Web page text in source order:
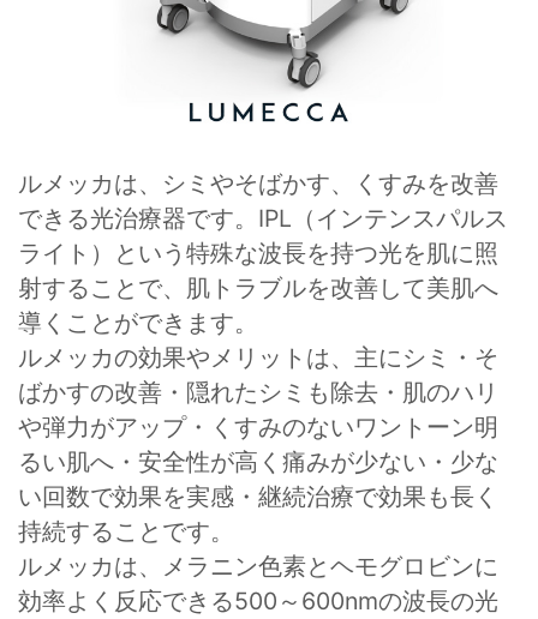
ルメッカは、シミやそばかす、くすみを改善
できる光治療器です。IPL（インテンスパルス
ライト）という特殊な波長を持つ光を肌に照
射することで、肌トラブルを改善して美肌へ
導くことができます。
ルメッカの効果やメリットは、主にシミ・そ
ばかすの改善・隠れたシミも除去・肌のハリ
や弾力がアップ・くすみのないワントーン明
るい肌へ・安全性が高く痛みが少ない・少な
い回数で効果を実感・継続治療で効果も長く
持続することです。
ルメッカは、メラニン色素とヘモグロビンに
効率よく反応できる500～600nmの波長の光